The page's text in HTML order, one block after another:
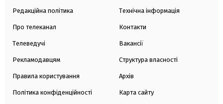
Редакційна політика
Про телеканал
Телеведучі
Рекламодавцям
Правила користування
Політика конфіденційності
Технічна інформація
Контакти
Вакансії
Структура власності
Архів
Карта сайту